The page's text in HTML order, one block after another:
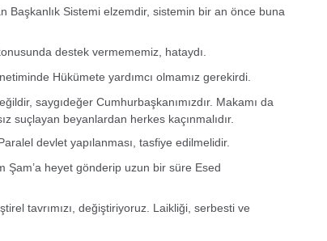
Başkanlık Sistemi elzemdir, sistemin bir an önce buna
destek vermememiz, hataydı.
Hükümete yardımcı olmamız gerekirdi.
saygıdeğer Cumhurbaşkanımızdır. Makamı da
suçlayan beyanlardan herkes kaçınmalıdır.
devlet yapılanması, tasfiye edilmelidir.
Şam’a heyet gönderip uzun bir süre Esed
tavrımızı, değiştiriyoruz. Laikliği, serbesti ve